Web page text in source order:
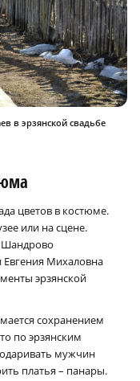
в эрзянской свадьбе
цветов в костюме.
или на сцене.
Шандрово
Михаловна
эрзянской
сохранением
по эрзянским
мужчин
платья – панары.